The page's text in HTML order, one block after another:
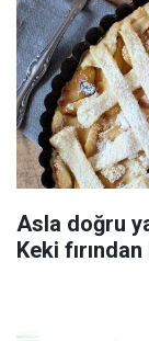
Asla doğru
Keki